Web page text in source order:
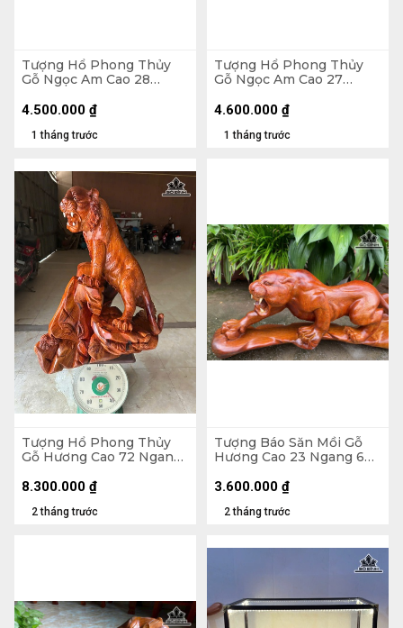
Tượng Hổ Phong Thủy
Gỗ Ngọc Am Cao 28
1 tháng trước
4.500.000 ₫
Tượng Hổ Phong Thủy
Gỗ Ngọc Am Cao 27
1 tháng trước
4.600.000 ₫
Tượng Hổ Phong Thủy
Gỗ Hương Cao 72 Ngang
2 tháng trước
8.300.000 ₫
Tượng Báo Săn Mồi Gỗ
Hương Cao 23 Ngang 60
2 tháng trước
3.600.000 ₫